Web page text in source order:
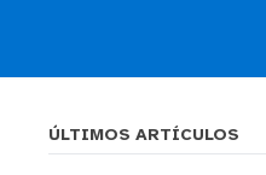
ÚLTIMOS ARTÍCULOS